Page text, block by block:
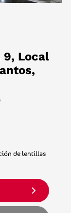
9, Local
de lentillas